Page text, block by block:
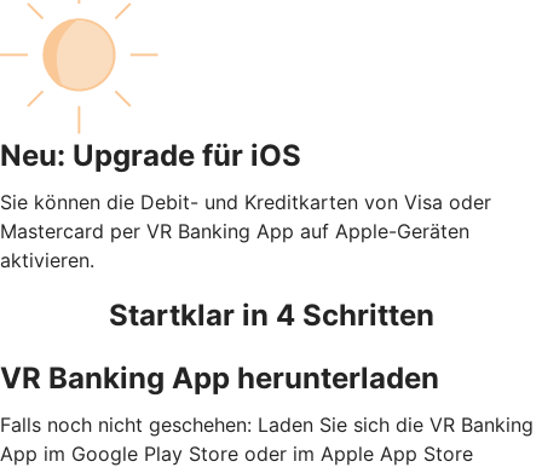
Neu: Upgrade für iOS
Sie können die Debit- und Kreditkarten von Visa oder
Mastercard per VR Banking App auf Apple-Geräten
aktivieren.
Startklar in 4 Schritten
VR Banking App herunterladen
Falls noch nicht geschehen: Laden Sie sich die VR Banking
App im Google Play Store oder im Apple App Store